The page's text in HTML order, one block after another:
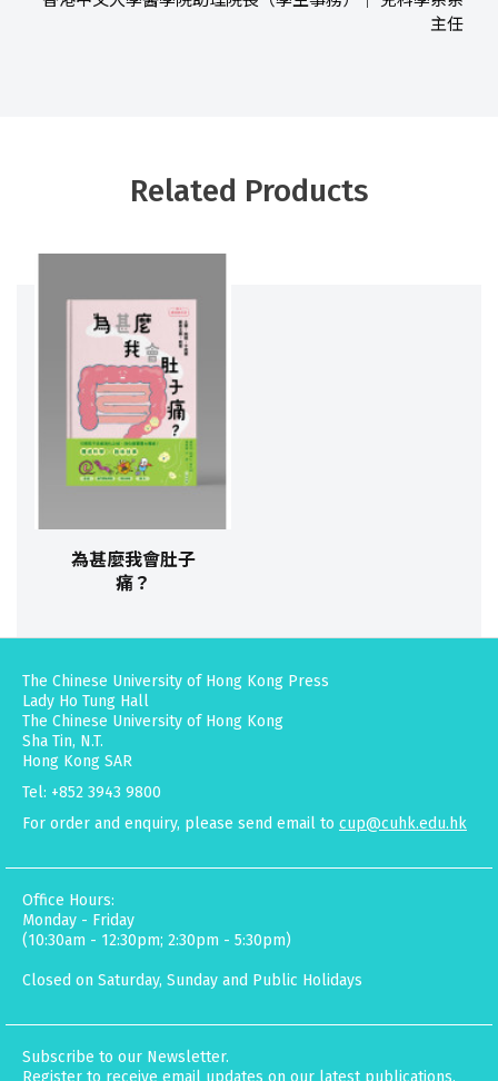
主任
Related Products
為甚麼我會肚子
痛？
The Chinese University of Hong Kong Press
Lady Ho Tung Hall
The Chinese University of Hong Kong
Sha Tin, N.T.
Hong Kong SAR
Tel: +852 3943 9800
For order and enquiry, please send email to cup@cuhk.edu.hk
Office Hours:
Monday - Friday
(10:30am - 12:30pm; 2:30pm - 5:30pm)
Closed on Saturday, Sunday and Public Holidays
Subscribe to our Newsletter.
Register to receive email updates on our latest publications,